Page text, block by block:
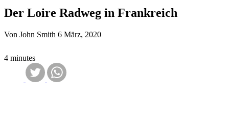
Der Loire Radweg in Frankreich
Von John Smith 6 März, 2020
4 minutes